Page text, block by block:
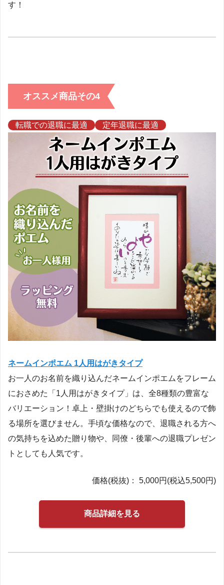
す！
オススメ商品その4
転職での退職に最適 定年退職に最適
ネームインポエム 1人用はがきタイプ
お一人のお名前を織り込んだネームインポエムをフレーム
におさめた「1人用はがきタイプ」は、全8種類の豊富な
バリエーション！卓上・壁掛けのどちらでも使えるので飾
る場所を選びません。手頃な価格なので、退職される方へ
の気持ちを込めた贈り物や、同僚・後輩への退職プレゼン
トとしても人気です。
価格(税抜)： 5,000円(税込5,500円)
商品詳細を見る